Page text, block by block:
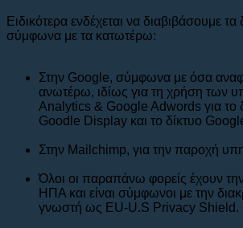
Ειδικότερα ενδέχεται να διαβιβάσουμε
σύμφωνα με τα κατωτέρω:
Στην Google, σύμφωνα με όσα
ανωτέρω, ιδίως για τη χρήση των
Analytics & Google Adwords για το
Goodle Display και το δίκτυο
Στην Mailchimp, για την παροχή
Όλοι οι παραπάνω φορείς έχουν
ΗΠΑ και είναι σύμφωνοι με την
γνωστή ως EU-U.S Privacy Shield.